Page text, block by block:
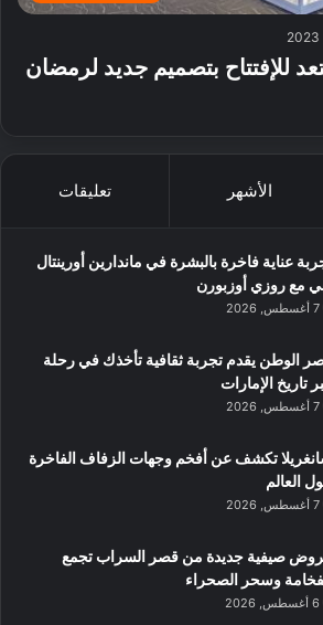
للإفتتاح بتصميم جديد لرمضان
الأشهر تعليقات
عناية فاخرة بالبشرة في ماندارين أورينتال
مع روزي أوزبورن
7 أغسطس, 2026
الوطن يقدم تجربة ثقافية تأخذك في رحلة
تاريخ الإمارات
7 أغسطس, 2026
تكشف عن أفخم وجهات الزفاف الفاخرة
العالم
7 أغسطس, 2026
صيفية جديدة من قصر السراب تجمع
وسحر الصحراء
6 أغسطس, 2026